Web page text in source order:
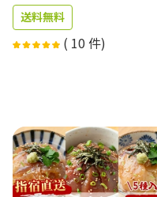
送料無料
( 10 件)